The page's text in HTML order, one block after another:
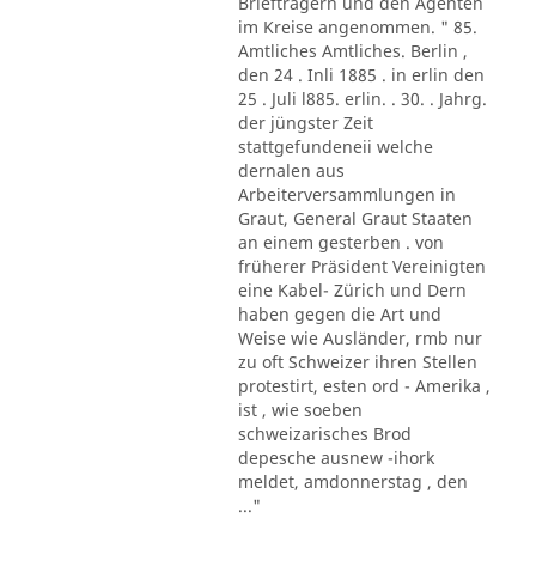
im Kreise angenommen. " 85.
Amtliches Amtliches. Berlin ,
den 24 . Inli 1885 . in erlin den
25 . Juli l885. erlin. . 30. . Jahrg.
der jüngster Zeit
stattgefundeneii welche
dernalen aus
Arbeiterversammlungen in
Graut, General Graut Staaten
an einem gesterben . von
früherer Präsident Vereinigten
eine Kabel- Zürich und Dern
haben gegen die Art und
Weise wie Ausländer, rmb nur
zu oft Schweizer ihren Stellen
protestirt, esten ord - Amerika ,
ist , wie soeben
schweizarisches Brod
depesche ausnew -ihork
meldet, amdonnerstag , den
..."